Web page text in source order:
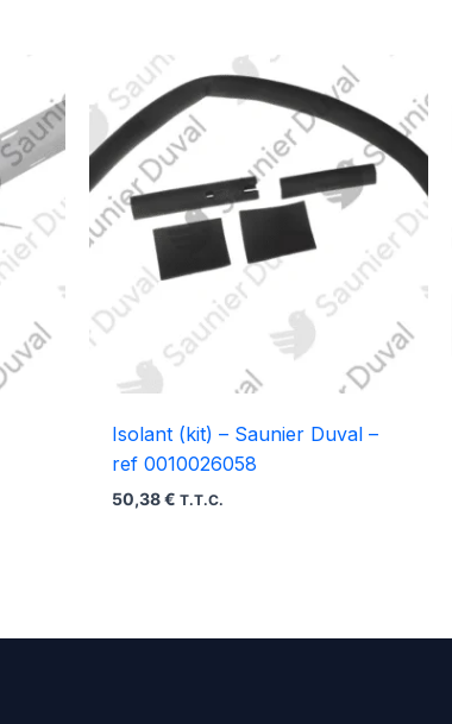
Isolant (kit) – Saunier Duval –
ref 0010026058
50,38€ T.T.C.